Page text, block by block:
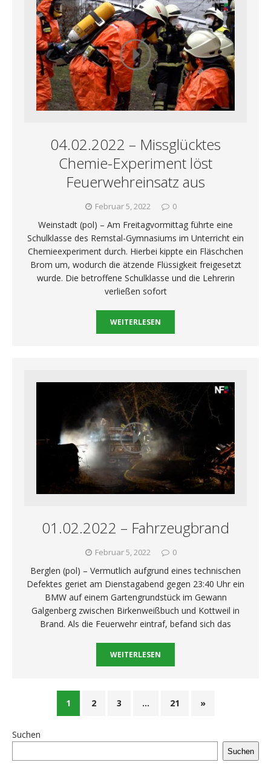
04.02.2022 – Missglücktes
Chemie-Experiment löst
Feuerwehreinsatz aus
Februar 5, 2022 0
Weinstadt (pol) – Am Freitagvormittag führte eine
Schulklasse des Remstal-Gymnasiums im Unterricht ein
Chemieexperiment durch. Hierbei kippte ein Fläschchen
Brom um, wodurch die ätzende Flüssigkeit freigesetzt
wurde. Die betroffene Schulklasse und die Lehrerin
verließen sofort
WEITERLESEN
01.02.2022 – Fahrzeugbrand
Februar 5, 2022 0
Berglen (pol) – Vermutlich aufgrund eines technischen
Defektes geriet am Dienstagabend gegen 23:40 Uhr ein
BMW auf einem Gartengrundstück im Gewann
Galgenberg zwischen Birkenweißbuch und Kottweil in
Brand. Als die Feuerwehr eintraf, befand sich das
WEITERLESEN
1 2 3 … 21 »
Suchen
Suchen